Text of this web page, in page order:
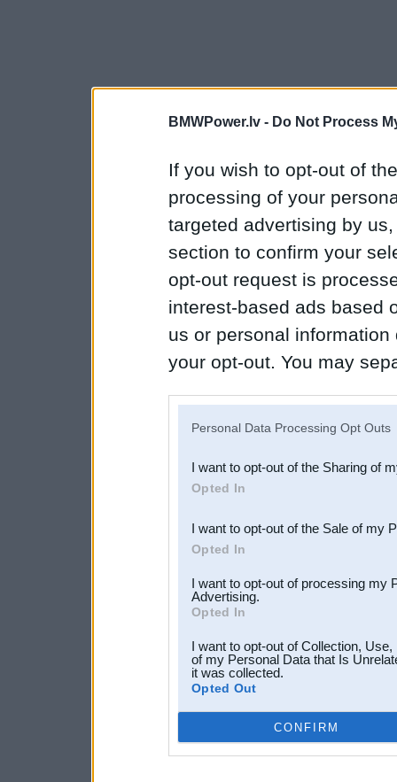
BMWPower.lv - Do Not Process
If you wish to opt-out of
processing of your
targeted advertising by
section to confirm your
opt-out request is
interest-based ads based
us or personal
your opt-out. You may
Downstream Participants
third parties.
Personal Data Processing Opt Outs
I want to opt-out of the Sharing of
Opted In
I want to opt-out of the Sale of my
Opted In
I want to opt-out of processing my
Advertising.
Opted In
I want to opt-out of Collection,
of my Personal Data that Is
it was collected.
Opted Out
CONFIRM